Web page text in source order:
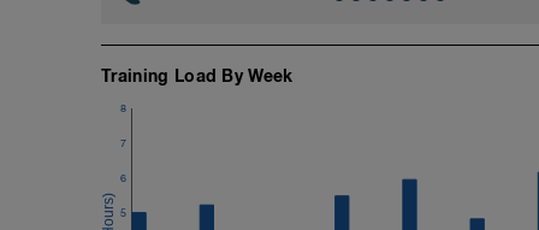
demasiado agresivamente y de
3. El bloque de 30 minutos se divide
segmento de 20 minutos para calcular
4. Tu ritmo umbral es la velocidad
completos (el ritmo promedio de los 30
5. Tu frecuencia cardíaca del umbral
los últimos 20 minutos de la prueba.
Training Load By Week
5
6
7
8